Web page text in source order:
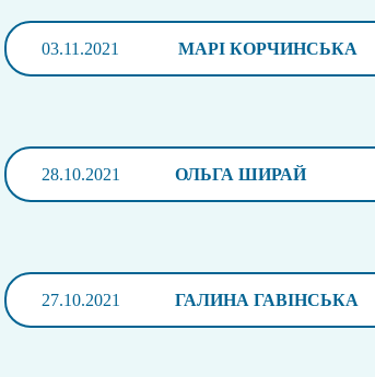
03.11.2021 МАРІ КОРЧИНСЬКА
28.10.2021 ОЛЬГА ШИРАЙ
27.10.2021 ГАЛИНА ГАВІНСЬКА